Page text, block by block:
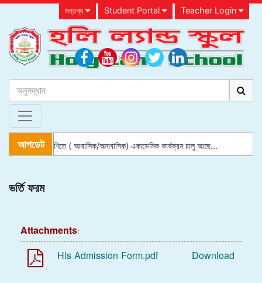
মন্তব্য Student Portal Teacher Login
আপডেট
গ্রুপ থেকে ৮ম শ্রেণিতে ( আবাসিক/অনাবাসিক) একাডেমিক কার্যক্রম চালু আছে...
ভর্তি ফরম
Attachments:
Hls Admission Form.pdf Download